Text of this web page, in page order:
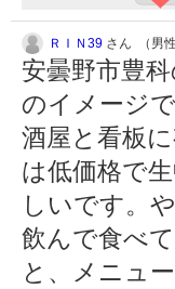
ＲＩＮ39 さん （男
安曇野市豊
のイメージ
酒屋と看板
は低価格で
しいです。
飲んで食べ
と、メニュ